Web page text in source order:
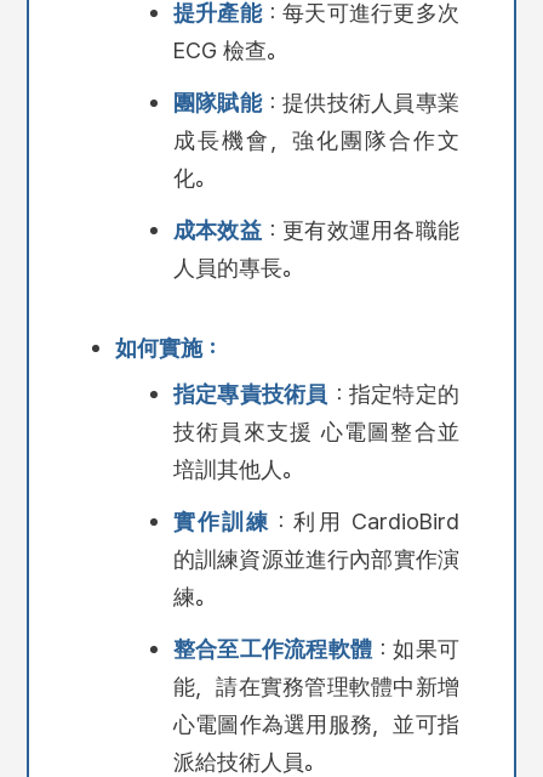
提升產能：每天可進行更多次
ECG 檢查。
團隊賦能：提供技術人員專業
成長機會，強化團隊合作文
化。
成本效益：更有效運用各職能
人員的專長。
如何實施：
指定專責技術員 ：指定特定的
技術員來支援 心電圖整合並
培訓其他人。
實作訓練 ：利用 CardioBird
的訓練資源並進行內部實作演
練。
整合至工作流程軟體 ：如果可
能，請在實務管理軟體中新增
心電圖作為選用服務，並可指
派給技術人員。